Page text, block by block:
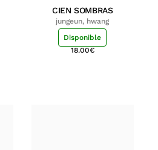
CIEN SOMBRAS
jungeun, hwang
Disponible
18.00€